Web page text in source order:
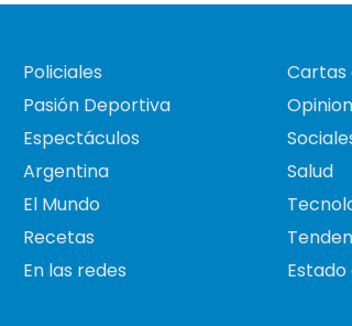
Policiales
Pasión Deportiva
Espectáculos
Argentina
El Mundo
Recetas
En las redes
Opinion
Salud